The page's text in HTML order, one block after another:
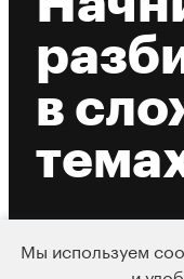
в
Мы используем